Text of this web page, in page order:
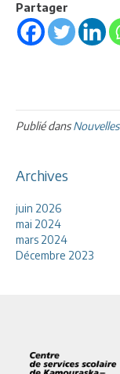
Partager
Publié dansNouvelles
Archives
juin 2026
mai 2024
mars 2024
Décembre 2023